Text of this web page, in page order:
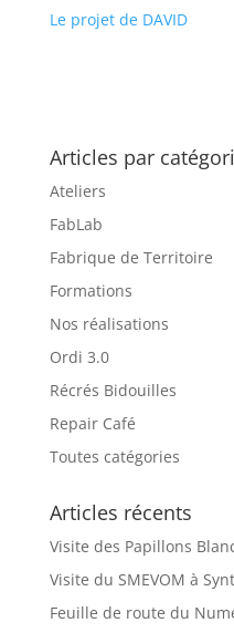
Le projet de DAVID
Articles par
Ateliers
FabLab
Fabrique de Territoire
Formations
Nos réalisations
Ordi 3.0
Récrés Bidouilles
Repair Café
Toutes catégories
Articles récents
Visite des Papillons
Visite du SMEVOM à
Feuille de route du